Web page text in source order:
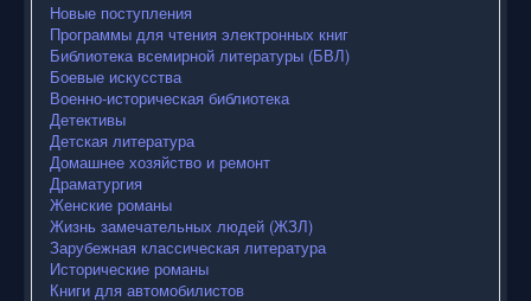
Новые поступления
Программы для чтения электронных книг
Библиотека всемирной литературы (БВЛ)
Боевые искусства
Военно-историческая библиотека
Детективы
Детская литература
Домашнее хозяйство и ремонт
Драматургия
Женские романы
Жизнь замечательных людей (ЖЗЛ)
Зарубежная классическая литература
Исторические романы
Книги для автомобилистов